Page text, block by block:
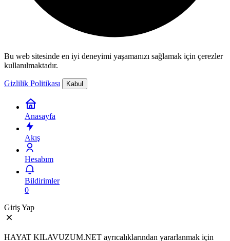
Bu web sitesinde en iyi deneyimi yaşamanızı sağlamak için çerezler
kullanılmaktadır.
Gizlilik Politikası Kabul
Anasayfa
Akış
Hesabım
Bildirimler
0
Giriş Yap
HAYAT KILAVUZUM.NET ayrıcalıklarından yararlanmak için